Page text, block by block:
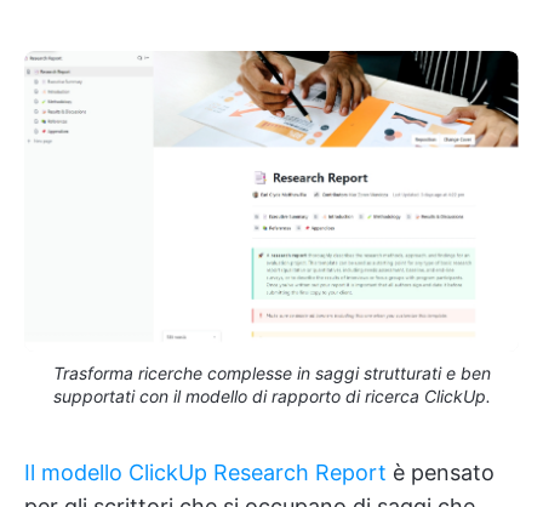
Trasforma ricerche complesse in saggi strutturati e ben
supportati con il modello di rapporto di ricerca ClickUp.
Il modello ClickUp Research Report è pensato